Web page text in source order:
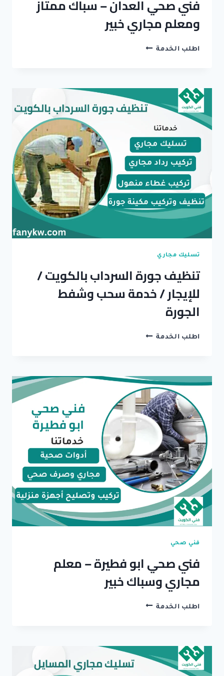
فني صحي العدان – سباك ممتاز
ومعلم مجاري خبير
اطلب الخدمةفني
ممتاز
مجاري
خبير
تسليك مجاري
تنظيف جورة السرداب بالكويت /
للإيجار / خدمة سحب وشفط
الجورة
اطلب الخدمةتنظيف
/
للإيجار
/
خدمة
سحب
الجورة
فني صحي
فني صحي ابو فطيرة – معلم
مجاري وسباك خبير
اطلب الخدمةفني
معلم